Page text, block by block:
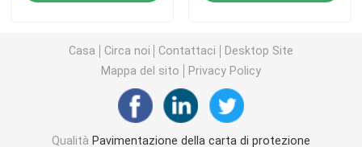
Carta di rotolo d'imballaggio
Casa Circa noi Contattaci
Desktop Site
Mappa del sito
Privacy Policy
Qualità Pavimentazione della carta di protezione